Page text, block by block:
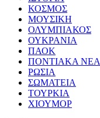
ΚΟΣΜΟΣ
ΜΟΥΣΙΚΗ
ΟΛΥΜΠΙΑΚΟΣ
ΟΥΚΡΑΝΙΑ
ΠΑΟΚ
ΠΟΝΤΙΑΚΑ ΝΕΑ
ΡΩΣΙΑ
ΣΩΜΑΤΕΙΑ
ΤΟΥΡΚΙΑ
ΧΙΟΥΜΟΡ